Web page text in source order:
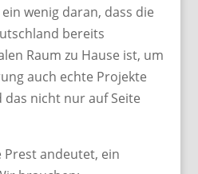
wenig daran, dass die
bereits
Raum zu Hause ist, um
auch echte Projekte
das nicht nur auf Seite
Prest andeutet, ein